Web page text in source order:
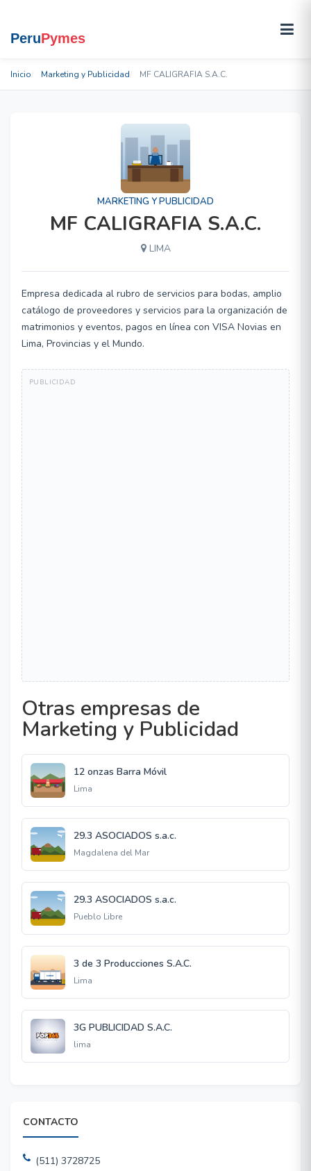
Inicio Marketing y Publicidad MF CALIGRAFIA S.A.C.
MARKETING Y PUBLICIDAD
MF CALIGRAFIA S.A.C.
LIMA
Empresa dedicada al rubro de servicios para bodas, amplio
catálogo de proveedores y servicios para la organización de
matrimonios y eventos, pagos en línea con VISA Novias en
Lima, Provincias y el Mundo.
Otras empresas de
Marketing y Publicidad
12 onzas Barra Móvil
Lima
29.3 ASOCIADOS s.a.c.
Magdalena del Mar
29.3 ASOCIADOS s.a.c.
Pueblo Libre
3 de 3 Producciones S.A.C.
Lima
3G PUBLICIDAD S.A.C.
lima
CONTACTO
(511) 3728725